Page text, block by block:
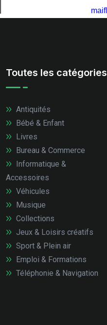
Toutes les catégories
Antiquités
Bébé & Enfant
Livres
Bureau & Commerce
Informatique &
Accessoires
Véhicules
Musique
Collections
Jeux & Loisirs créatifs
Sport & Plein air
Emploi & Formations
Téléphonie & Navigation